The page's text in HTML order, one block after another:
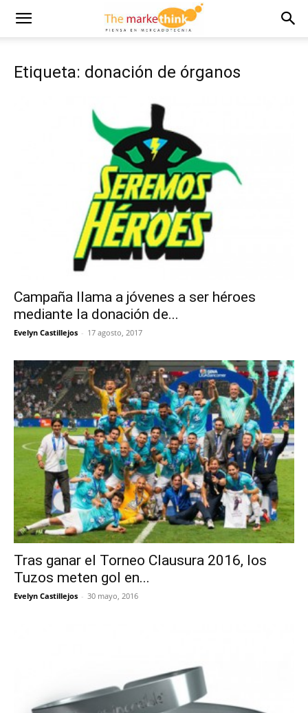
Etiqueta: donación de órganos
Campaña llama a jóvenes a ser héroes
mediante la donación de...
Evelyn Castillejos - 17 agosto, 2017
Tras ganar el Torneo Clausura 2016, los
Tuzos meten gol en...
Evelyn Castillejos - 30 mayo, 2016